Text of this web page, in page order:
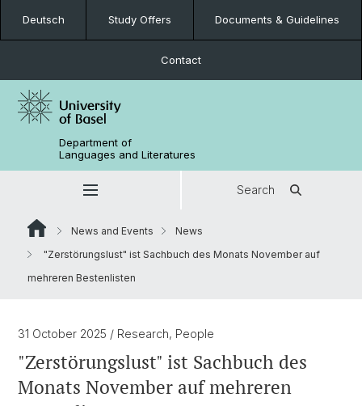
Deutsch Study Offers Documents & Guidelines
Contact
Department of
Languages and Literatures
Search
News and Events
News
"Zerstörungslust" ist Sachbuch des Monats November auf
mehreren Bestenlisten
31 October 2025 / Research, People
"Zerstörungslust" ist Sachbuch des
Monats November auf mehreren